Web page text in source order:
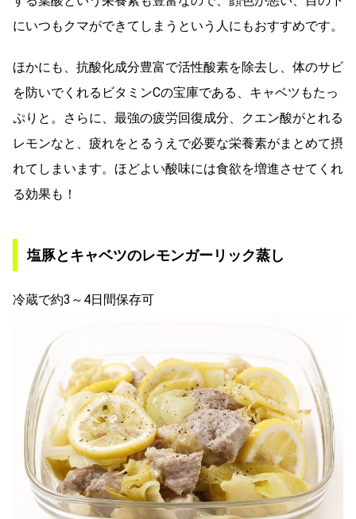
にいつもクマができてしまうという人にもおすすめです。
ほかにも、抗酸化成分豊富で活性酸素を除去し、体のサビ
を防いでくれるビタミンCの宝庫である、キャベツもたっ
ぷりと。さらに、最強の疲労回復成分、クエン酸がとれる
レモンなと、疲れをとるうえで必要な栄養素がまとめて摂
れてしまいます。ほどよい酸味には食欲を増進させてくれ
る効果も！
塩豚とキャベツのレモンガーリック蒸し
冷蔵で約3～4日間保存可